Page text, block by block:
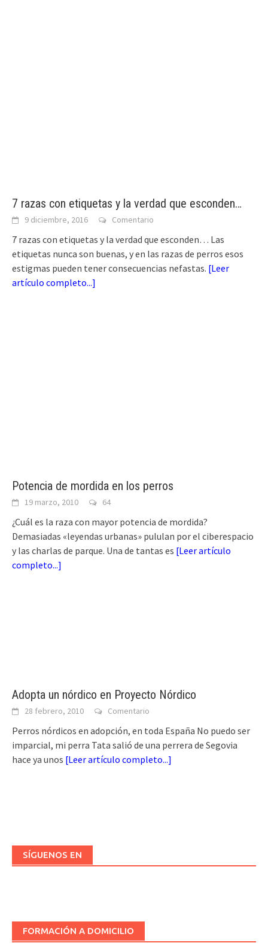
7 razas con etiquetas y la verdad que esconden…
9 diciembre, 2016 Comentario
7 razas con etiquetas y la verdad que esconden… Las
etiquetas nunca son buenas, y en las razas de perros esos
estigmas pueden tener consecuencias nefastas. [Leer
artículo completo...]
Potencia de mordida en los perros
19 marzo, 2010 64
¿Cuál es la raza con mayor potencia de mordida?
Demasiadas «leyendas urbanas» pululan por el ciberespacio
y las charlas de parque. Una de tantas es [Leer artículo
completo...]
Adopta un nórdico en Proyecto Nórdico
28 febrero, 2010 Comentario
Perros nórdicos en adopción, en toda España No puedo ser
imparcial, mi perra Tata salió de una perrera de Segovia
hace ya unos [Leer artículo completo...]
SÍGUENOS EN
FORMACIÓN A DOMICILIO